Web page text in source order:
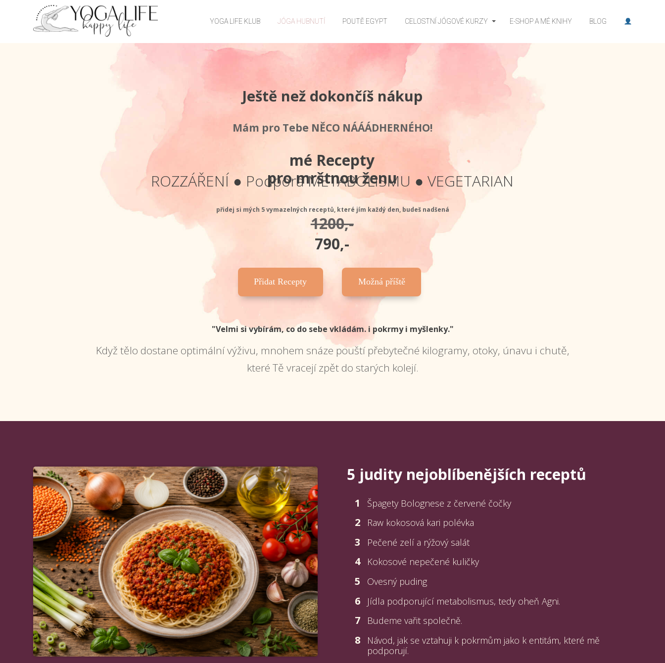
YOGA LIFE KLUB JÓGA HUBNUTÍ POUTĚ EGYPT CELOSTNÍ JÓGOVÉ KURZY E-SHOP A MÉ KNIHY BLOG
Ještě než dokončíš nákup
Mám pro Tebe NĚCO NÁÁÁDHERNÉHO!
mé Recepty
pro mrštnou ženu
ROZZÁŘENÍ ● Podpora METABOLISMU ● VEGETARIAN
přidej si mých 5 vymazelných receptů, které jím každý den, budeš nadšená
1200,-
790,-
Přidat Recepty Možná příště
"Velmi si vybírám, co do sebe vkládám. i pokrmy i myšlenky."
Když tělo dostane optimální výživu, mnohem snáze pouští přebytečné kilogramy, otoky, únavu i chutě,
které Tě vracejí zpět do starých kolejí.
5 judity nejoblíbenějších receptů
1 Špagety Bolognese z červené čočky
2 Raw kokosová kari polévka
3 Pečené zelí a rýžový salát
4 Kokosové nepečené kuličky
5 Ovesný puding
6 Jídla podporující metabolismus, tedy oheň Agni.
7 Budeme vařit společně.
8
Návod, jak se vztahuji k pokrmům jako k entitám, které mě
podporují.